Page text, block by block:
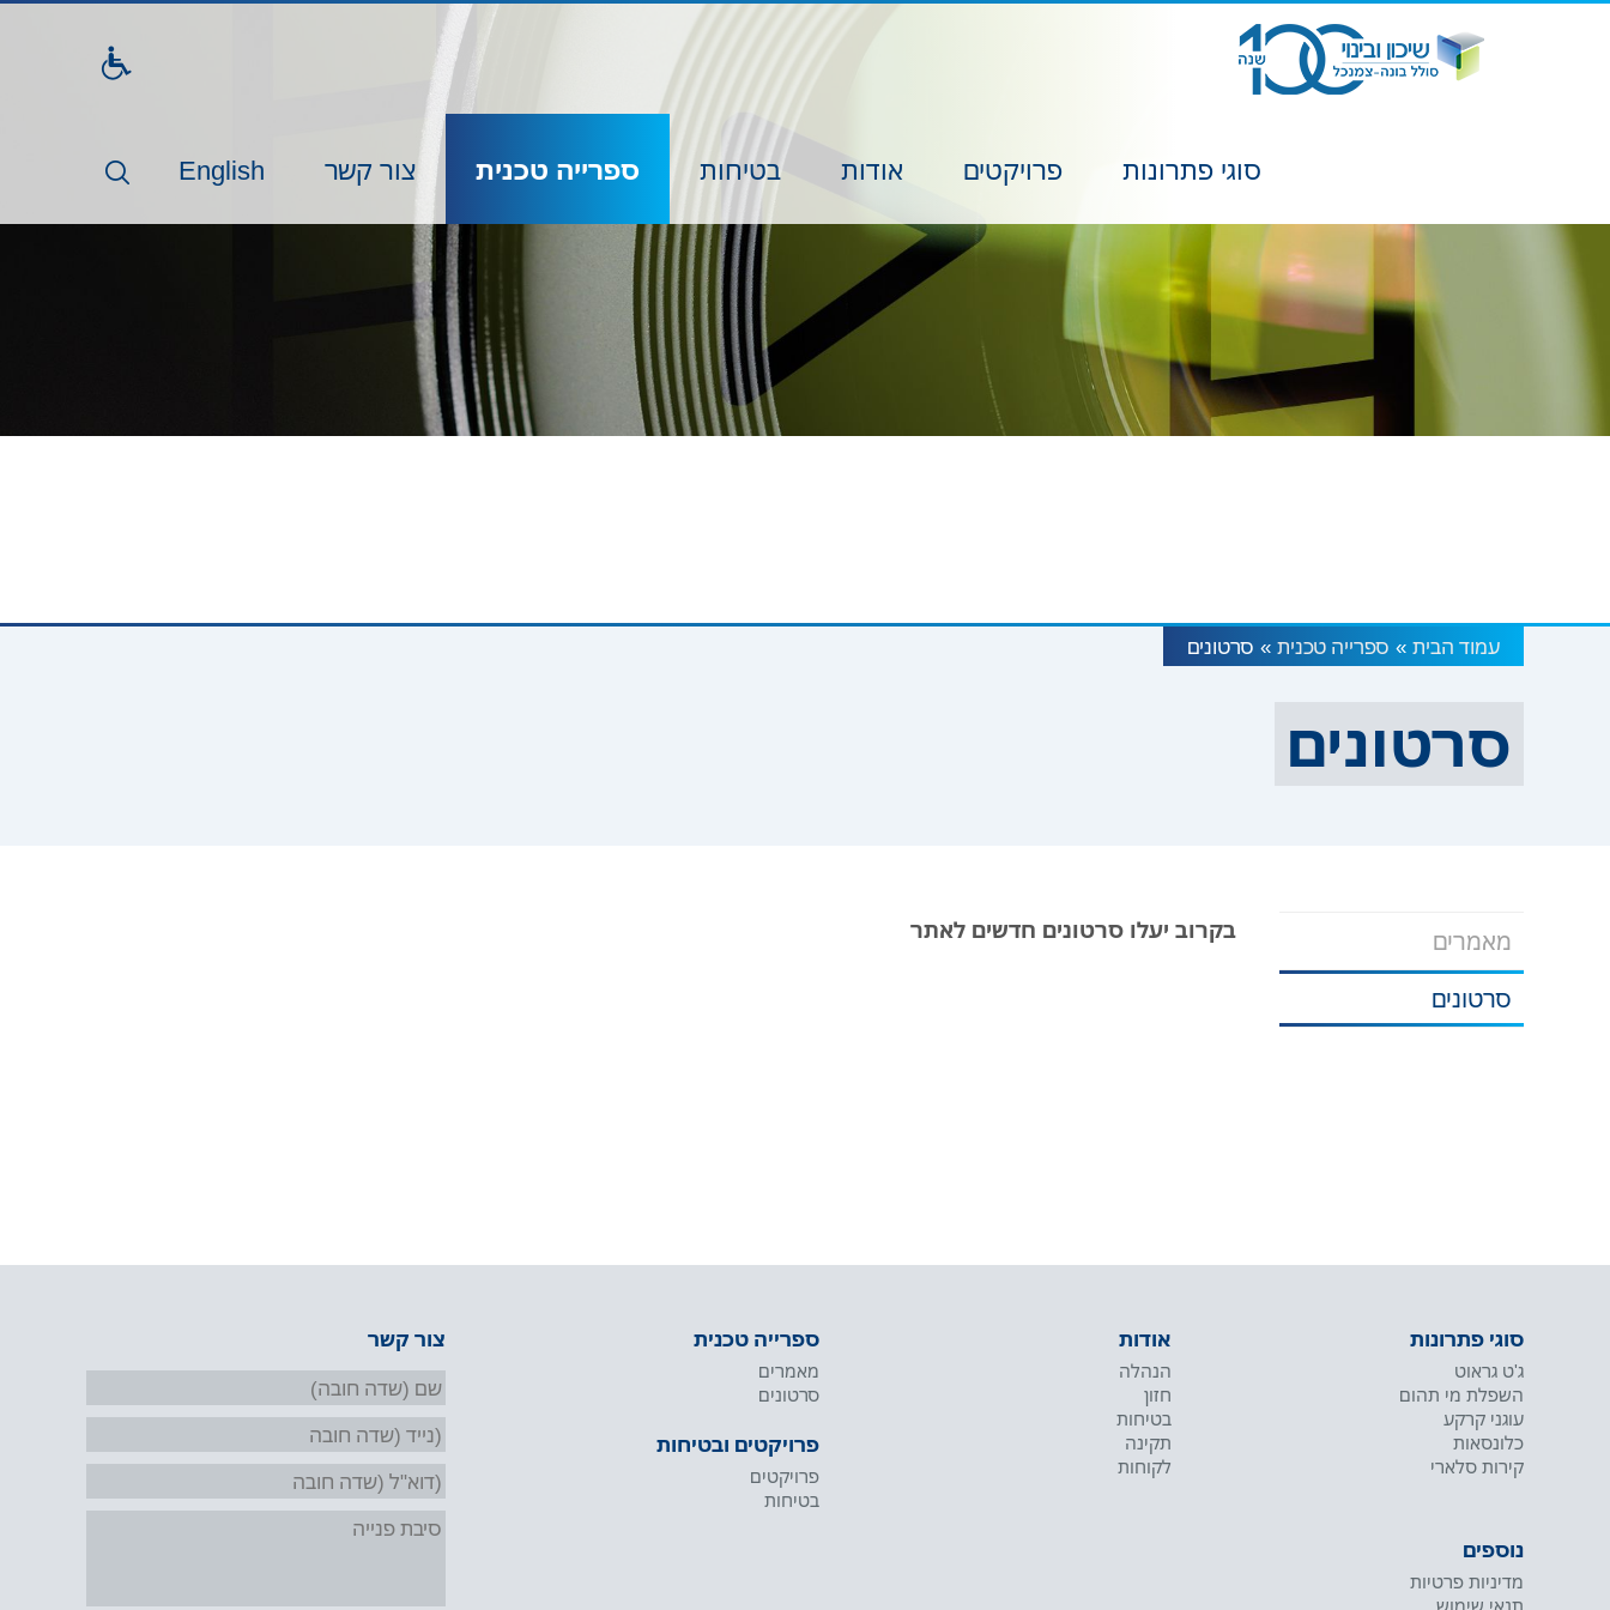
סוגי פתרונות פרויקטים אודות בטיחות ספרייה טכנית צור קשר English
עמוד הבית » ספרייה טכנית » סרטונים
סרטונים
בקרוב יעלו סרטונים חדשים לאתר
מאמרים
סרטונים
צור קשר סוגי פתרונות
ג'ט גראוט
השפלת מי תהום
עוגני קרקע
כלונסאות
קירות סלארי
אודות
הנהלה
חזון
בטיחות
תקינה
לקוחות
ספרייה טכנית
מאמרים
סרטונים
פרויקטים ובטיחות
פרויקטים
בטיחות
נוספים
מדיניות פרטיות
תנאי שימוש